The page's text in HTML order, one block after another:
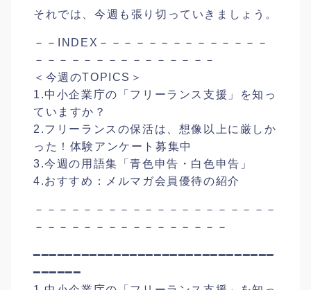
それでは、今週も張り切っていきましょう。
－－INDEX－－－－－－－－－－－－－－
－－－－－－－－－－－－－－－
＜今週のTOPICS＞
1.中小企業庁の「フリーランス支援」を知っ
ていますか？
2.フリーランスの保活は、想像以上に厳しか
った！体験アンケート募集中
3.今週の用語集「青色申告・白色申告」
4.おすすめ：メルマガ会員優待の紹介
－－－－－－－－－－－－－－－－－－－－
－－－－－－－－－－－－－－－－
━━━━━━━━━━━━━━━━━━━━━━━━━━━━━━
━━━━━━